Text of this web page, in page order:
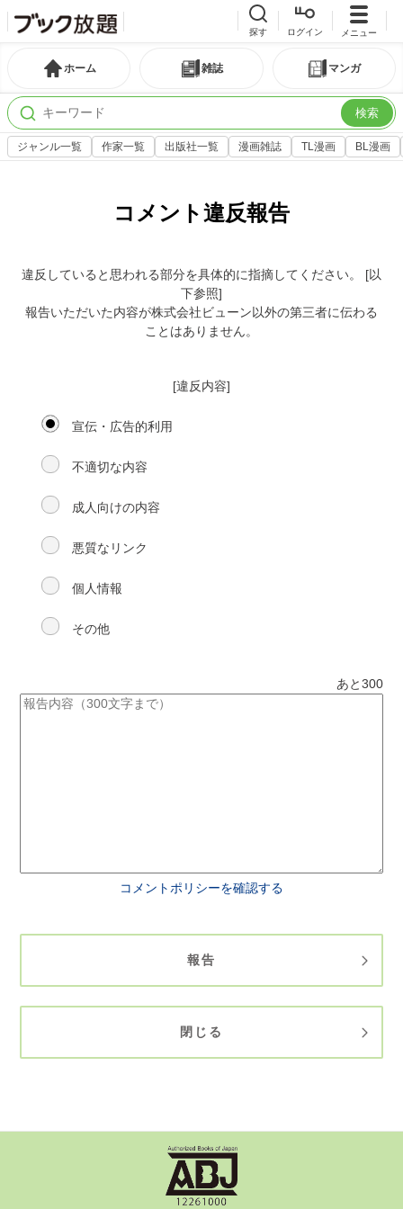
探す ログイン メニュー
ホーム 雑誌 マンガ
検索
ジャンル一覧 作家一覧 出版社一覧 漫画雑誌 TL漫画 BL漫画
コメント違反報告
違反していると思われる部分を具体的に指摘してください。 [以
下参照]
報告いただいた内容が株式会社ビューン以外の第三者に伝わる
ことはありません。
[違反内容]
宣伝・広告的利用
不適切な内容
成人向けの内容
悪質なリンク
個人情報
その他
あと300
コメントポリシーを確認する
報告
閉じる